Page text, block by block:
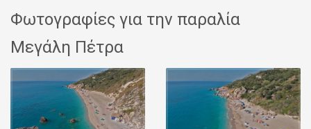
Φωτογραφίες για την παραλία
Μεγάλη Πέτρα